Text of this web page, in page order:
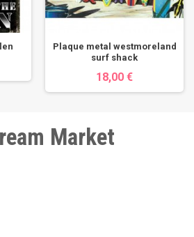
Plaque metal westmoreland
surf shack
18,00 €
Market